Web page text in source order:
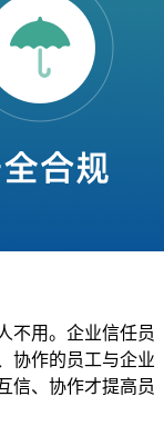
用。企业信任员
协作的员工与企业
信、协作才提高员